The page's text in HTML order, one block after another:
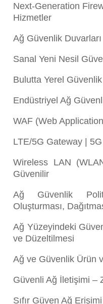
Next-Generation
Hizmetler
Ağ Güvenlik Duvarları
Sanal Yeni Nesil
Bulutta Yerel Güvenlik
Endüstriyel Ağ
WAF (Web
LTE/5G Gateway |
Wireless LAN
Güvenilir
Ağ Güvenlik
Oluşturması,
Ağ Yüzeyindeki
ve Düzeltilmesi
Ağ ve Güvenlik Ürün
Güvenli Ağ İletişimi –
Sıfır Güven Ağ